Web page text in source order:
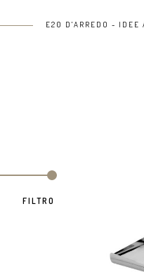
E20 D'ARREDO - IDEE
FILTRO